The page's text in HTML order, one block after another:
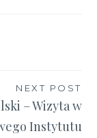
NEXT POST
– Wizyta w
Instytutu